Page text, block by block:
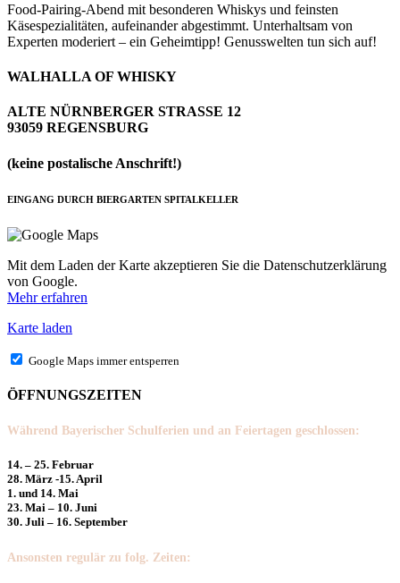
Food-Pairing-Abend mit besonderen Whiskys und feinsten
Käsespezialitäten, aufeinander abgestimmt. Unterhaltsam von
Experten moderiert – ein Geheimtipp! Genusswelten tun sich auf!
WALHALLA OF WHISKY
ALTE NÜRNBERGER STRASSE 12
93059 REGENSBURG
(keine postalische Anschrift!)
EINGANG DURCH BIERGARTEN SPITALKELLER
Mit dem Laden der Karte akzeptieren Sie die Datenschutzerklärung
von Google.
Mehr erfahren
Karte laden
Google Maps immer entsperren
ÖFFNUNGSZEITEN
Während Bayerischer Schulferien und an Feiertagen geschlossen:
14. – 25. Februar
28. März -15. April
1. und 14. Mai
23. Mai – 10. Juni
30. Juli – 16. September
Ansonsten regulär zu folg. Zeiten: